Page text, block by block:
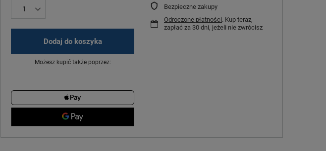
Dodaj do koszyka
Możesz kupić także poprzez:
Bezpieczne zakupy
Odroczone płatności. Kup teraz,
zapłać za 30 dni, jeżeli nie zwrócisz